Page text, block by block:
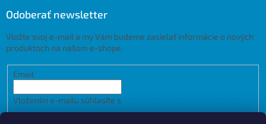
Odoberať newsletter
Vložte svoj e-mail a my Vám budeme zasielať informácie o nových
produktoch na našom e-shope.
Email
Vložením e-mailu súhlasíte s
údajov